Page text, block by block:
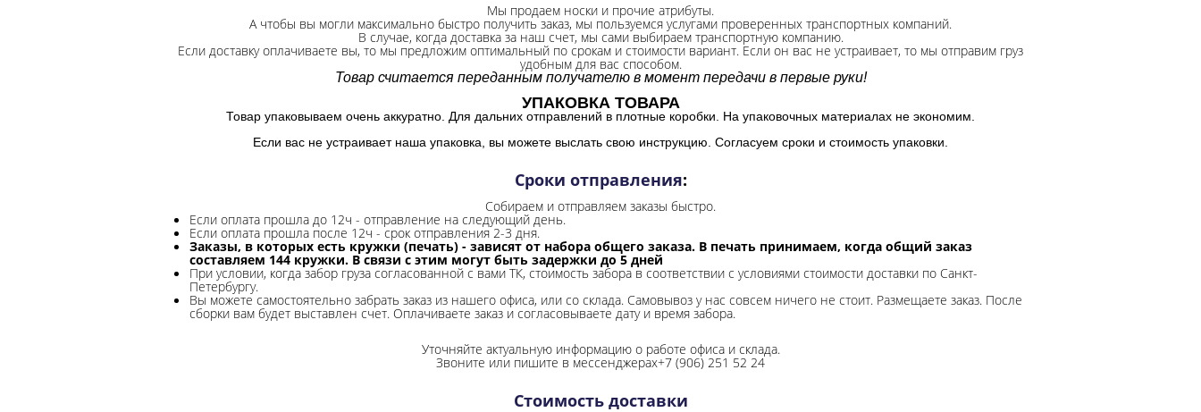
Мы продаем носки и прочие атрибуты.
А чтобы вы могли максимально быстро получить заказ, мы пользуемся услугами проверенных транспортных компаний.
В случае, когда доставка за наш счет, мы сами выбираем транспортную компанию.
Если доставку оплачиваете вы, то мы предложим оптимальный по срокам и стоимости вариант. Если он вас не устраивает, то мы отправим груз
удобным для вас способом.
Товар считается переданным получателю в момент передачи в первые руки!
УПАКОВКА ТОВАРА
Товар упаковываем очень аккуратно. Для дальних отправлений в плотные коробки. На упаковочных материалах не экономим.
Если вас не устраивает наша упаковка, вы можете выслать свою инструкцию. Согласуем сроки и стоимость упаковки.
Сроки отправления:
Собираем и отправляем заказы быстро.
Если оплата прошла до 12ч - отправление на следующий день.
Если оплата прошла после 12ч - срок отправления 2-3 дня.
Заказы, в которых есть кружки (печать) - зависят от набора общего заказа. В печать принимаем, когда общий заказ
составляем 144 кружки. В связи с этим могут быть задержки до 5 дней
При условии, когда забор груза согласованной с вами ТК, стоимость забора в соответствии с условиями стоимости доставки по Санкт-
Петербургу.
Вы можете самостоятельно забрать заказ из нашего офиса, или со склада. Самовывоз у нас совсем ничего не стоит. Размещаете заказ. После
сборки вам будет выставлен счет. Оплачиваете заказ и согласовываете дату и время забора.
Уточняйте актуальную информацию о работе офиса и склада.
Звоните или пишите в мессенджерах+7 (906) 251 52 24
Стоимость доставки